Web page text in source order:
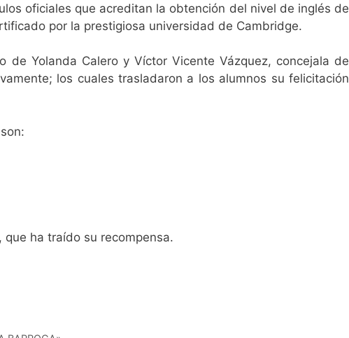
oficiales que acreditan la obtención del nivel de inglés de
por la prestigiosa universidad de Cambridge.
Yolanda Calero y Víctor Vicente Vázquez, concejala de
los cuales trasladaron a los alumnos su felicitación
ha traído su recompensa.